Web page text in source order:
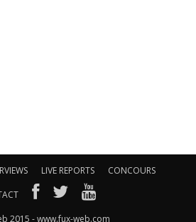
LIVE REPORTS
CONCOURS
2015 - www.fux-web.com